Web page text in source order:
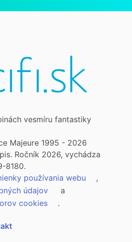
vesmíru fantastiky
Majeure 1995 - 2026
Ročník 2026, vychádza
8180.
používania webu
,
údajov
a
cookies
.